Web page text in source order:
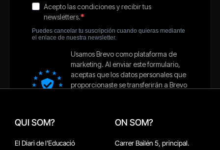
QUI SOM?
El Diari de l'Educació
ON SOM?
Carrer Bailén 5, principal.